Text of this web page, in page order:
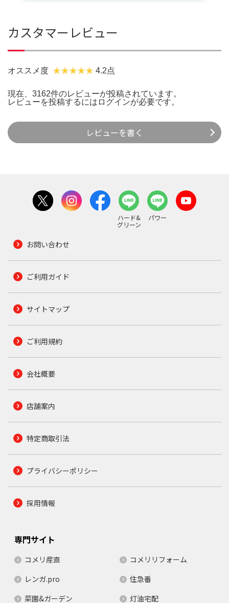
カスタマーレビュー
オススメ度 4.2点
現在、3162件のレビューが投稿されています。
レビューを投稿するには ログインが必要です。
レビューを書く
ハード&
グリーン
パワー
お問い合わせ
ご利用ガイド
サイトマップ
ご利用規約
会社概要
店舗案内
特定商取引法
プライバシーポリシー
採用情報
専門サイト
コメリ産直
コメリリフォーム
レンガ.pro
住急番
菜園&ガーデン
灯油宅配